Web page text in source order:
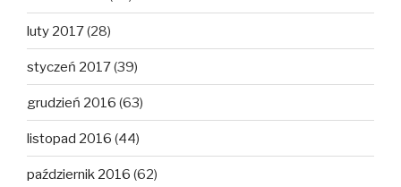
luty 2017(28)
styczeń 2017(39)
grudzień 2016 (63)
listopad 2016 (44)
październik 2016 (62)